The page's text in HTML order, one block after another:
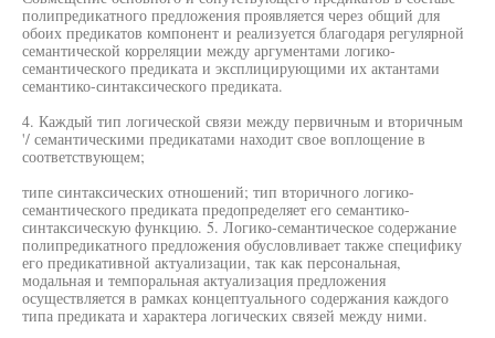
полипредикатного предложения проявляется через общий для
обоих предикатов компонент и реализуется благодаря регулярной
семантической корреляции между аргументами логико-
семантического предиката и эксплицирующими их актантами
семантико-синтаксического предиката.
4. Каждый тип логической связи между первичным и вторичным
'/ семантическими предикатами находит свое воплощение в
соответствующем;
типе синтаксических отношений; тип вторичного логико-
семантического предиката предопределяет его семантико-
синтаксическую функцию. 5. Логико-семантическое содержание
полипредикатного предложения обусловливает также специфику
его предикативной актуализации, так как персональная,
модальная и темпоральная актуализация предложения
осуществляется в рамках концептуального содержания каждого
типа предиката и характера логических связей между ними.